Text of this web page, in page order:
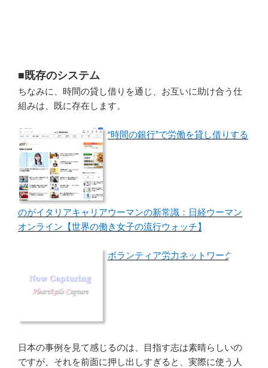
■既存のシステム
ちなみに、時間の貸し借りを通じ、お互いに助け合う仕
組みは、既に存在します。
“時間の銀行”で労働を貸し借りする
のがイタリアキャリアウーマンの新常識：日経ウーマン
オンライン【世界の働き女子の流行ウォッチ】
ボランティア労力ネットワーク
日本の事例を見て感じるのは、目指す志は素晴らしいの
ですが、それを前面に押し出しすぎると、実際に使う人